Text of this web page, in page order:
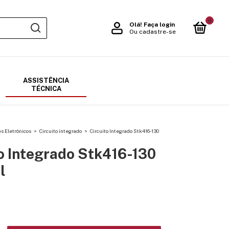
Olá! Faça login
Ou cadastre-se
0
ASSISTÊNCIA
TÉCNICA
Eletrônicos > Circuito integrado > Circuito Integrado Stk416-130
Integrado Stk416-130